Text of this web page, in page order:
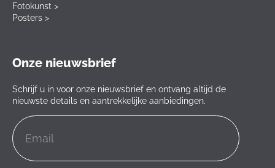
Fotokunst >
Posters >
Onze nieuwsbrief
Schrijf u in voor onze nieuwsbrief en ontvang altijd de
nieuwste details en aantrekkelijke aanbiedingen.